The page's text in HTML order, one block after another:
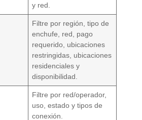
y red.
Filtre por región, tipo de
enchufe, red, pago
requerido, ubicaciones
restringidas, ubicaciones
residenciales y
disponibilidad.
Filtre por red/operador,
uso, estado y tipos de
conexión.